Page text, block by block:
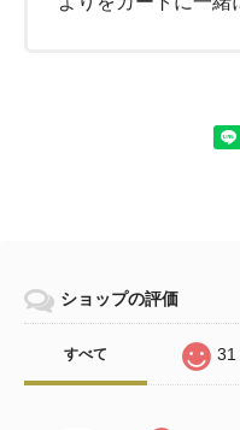
ショップの評価
すべて 31